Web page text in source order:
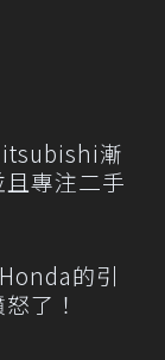
漸
專注二手
的引
了！